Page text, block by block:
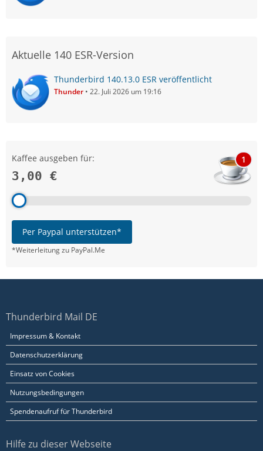
Aktuelle 140 ESR-Version
Thunderbird 140.13.0 ESR veröffentlicht
Thunder 22. Juli 2026 um 19:16
Kaffee ausgeben für:
3,00 €
1
Per Paypal unterstützen*
*Weiterleitung zu PayPal.Me
Thunderbird Mail DE
Impressum & Kontakt
Datenschutzerklärung
Einsatz von Cookies
Nutzungsbedingungen
Spendenaufruf für Thunderbird
Hilfe zu dieser Webseite